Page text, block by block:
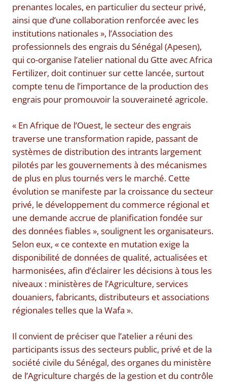
prenantes locales, en particulier du secteur privé,
ainsi que d’une collaboration renforcée avec les
institutions nationales », l’Association des
professionnels des engrais du Sénégal (Apesen),
qui co-organise l’atelier national du Gtte avec Africa
Fertilizer, doit continuer sur cette lancée, surtout
compte tenu de l’importance de la production des
engrais pour promouvoir la souveraineté agricole.
« En Afrique de l’Ouest, le secteur des engrais
traverse une transformation rapide, passant de
systèmes de distribution des intrants largement
pilotés par les gouvernements à des mécanismes
de plus en plus tournés vers le marché. Cette
évolution se manifeste par la croissance du secteur
privé, le développement du commerce régional et
une demande accrue de planification fondée sur
des données fiables », soulignent les organisateurs.
Selon eux, « ce contexte en mutation exige la
disponibilité de données de qualité, actualisées et
harmonisées, afin d’éclairer les décisions à tous les
niveaux : ministères de l’Agriculture, services
douaniers, fabricants, distributeurs et associations
régionales telles que la Wafa ».
Il convient de préciser que l’atelier a réuni des
participants issus des secteurs public, privé et de la
société civile du Sénégal, des organes du ministère
de l’Agriculture chargés de la gestion et du contrôle